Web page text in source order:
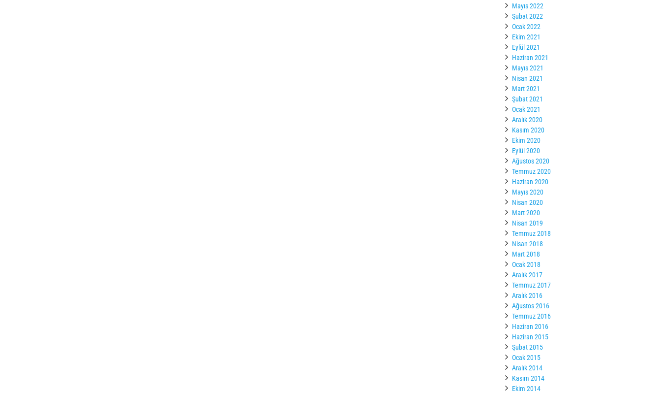
Mayıs 2022
Şubat 2022
Ocak 2022
Ekim 2021
Eylül 2021
Haziran 2021
Mayıs 2021
Nisan 2021
Mart 2021
Şubat 2021
Ocak 2021
Aralık 2020
Kasım 2020
Ekim 2020
Eylül 2020
Ağustos 2020
Temmuz 2020
Haziran 2020
Mayıs 2020
Nisan 2020
Mart 2020
Nisan 2019
Temmuz 2018
Nisan 2018
Mart 2018
Ocak 2018
Aralık 2017
Temmuz 2017
Aralık 2016
Ağustos 2016
Temmuz 2016
Haziran 2016
Haziran 2015
Şubat 2015
Ocak 2015
Aralık 2014
Kasım 2014
Ekim 2014